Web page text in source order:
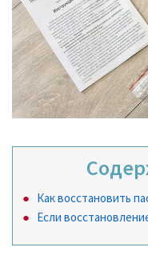
Как восстановить
Если